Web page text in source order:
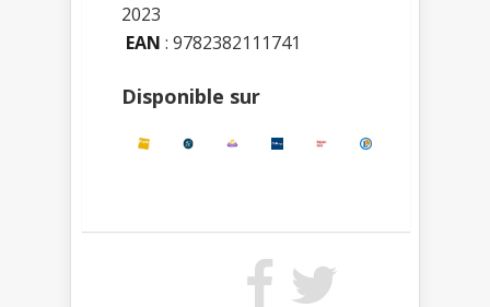
2023
EAN : 9782382111741
Disponible sur